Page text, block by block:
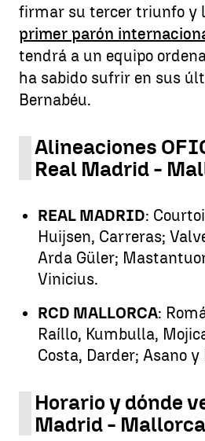
firmar su tercer triunfo y
primer parón
tendrá a un equipo
ha sabido sufrir en sus
Bernabéu.
Alineaciones
Real Madrid -
REAL MADRID:
Huijsen, Carreras;
Arda Güler;
Vinicius.
RCD MALLORCA:
Raíllo, Kumbulla,
Costa, Darder; Asano
Horario y dónde
Madrid - Mallorca